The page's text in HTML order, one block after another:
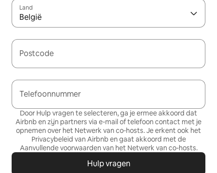
Land
België
Postcode
Telefoonnummer
Door Hulp vragen te selecteren, ga je ermee akkoord dat
Airbnb en zijn partners via e-mail of telefoon contact met je
opnemen over het Netwerk van co‑hosts. Je erkent ook het
Privacybeleid van Airbnb en gaat akkoord met de
Aanvullende voorwaarden van het Netwerk van co-hosts.
Hulp vragen